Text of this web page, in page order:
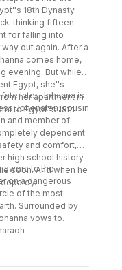
un departamento
sustantivas de
servicio, con los
y la constitución
maestría y
los niveles de
el nacimiento
psicológica
Internacional
integran los
de psicología,
de apuestas
en la historia
las publicaciones
18th Dynasty.
thinking fifteen-
for falling into
out again. After a
comes home,
evening. But while
Egypt, she''s
her apartment in
to Egypt''s 18th
later, Johanna is
Johenaten, cousin
and member of
dependent
and comfort,
high school history
soon. And when he
to the
on a dangerous
of the most
Surrounded by
vows to
of history.